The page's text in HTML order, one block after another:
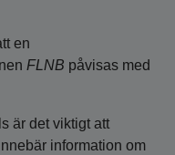
en
FLNB påvisas med
är det viktigt att
information om